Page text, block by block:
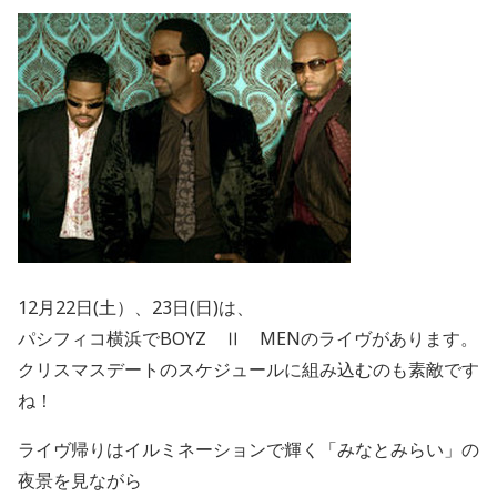
12月22日(土）、23日(日)は、
パシフィコ横浜でBOYZ Ⅱ MENのライヴがあります。
クリスマスデートのスケジュールに組み込むのも素敵です
ね！
ライヴ帰りはイルミネーションで輝く「みなとみらい」の
夜景を見ながら